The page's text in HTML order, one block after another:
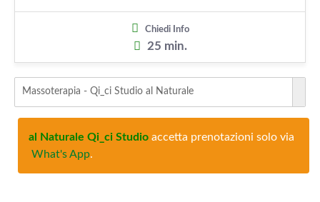
Chiedi Info
25 min.
Massoterapia - Qi_ci Studio al Naturale
al Naturale Qi_ci Studio accetta prenotazioni solo via
What's App.